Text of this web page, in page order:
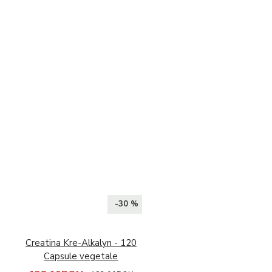
-30 %
Creatina Kre-Alkalyn - 120
Capsule vegetale